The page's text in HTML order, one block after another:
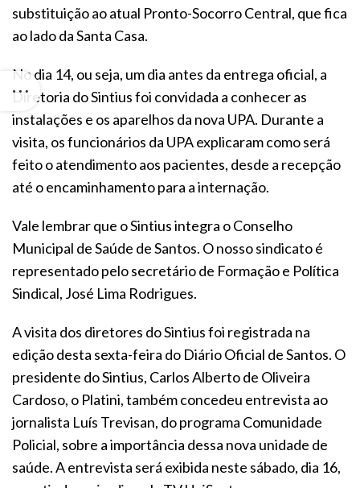
substituição ao atual Pronto-Socorro Central, que fica
ao lado da Santa Casa.
No dia 14, ou seja, um dia antes da entrega oficial, a
Diretoria do Sintius foi convidada a conhecer as
instalações e os aparelhos da nova UPA. Durante a
visita, os funcionários da UPA explicaram como será
feito o atendimento aos pacientes, desde a recepção
até o encaminhamento para a internação.
Vale lembrar que o Sintius integra o Conselho
Municipal de Saúde de Santos. O nosso sindicato é
representado pelo secretário de Formação e Política
Sindical, José Lima Rodrigues.
A visita dos diretores do Sintius foi registrada na
edição desta sexta-feira do Diário Oficial de Santos. O
presidente do Sintius, Carlos Alberto de Oliveira
Cardoso, o Platini, também concedeu entrevista ao
jornalista Luís Trevisan, do programa Comunidade
Policial, sobre a importância dessa nova unidade de
saúde. A entrevista será exibida neste sábado, dia 16,